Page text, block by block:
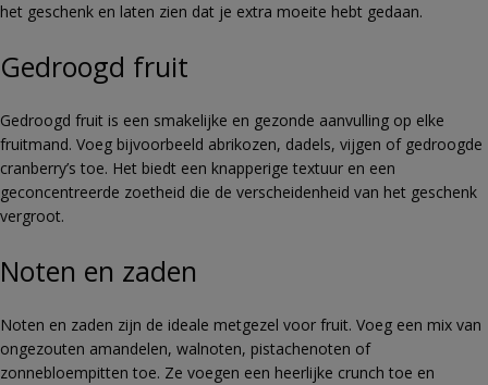
het geschenk en laten zien dat je extra moeite hebt gedaan.
Gedroogd fruit
Gedroogd fruit is een smakelijke en gezonde aanvulling op elke
fruitmand. Voeg bijvoorbeeld abrikozen, dadels, vijgen of gedroogde
cranberry’s toe. Het biedt een knapperige textuur en een
geconcentreerde zoetheid die de verscheidenheid van het geschenk
vergroot.
Noten en zaden
Noten en zaden zijn de ideale metgezel voor fruit. Voeg een mix van
ongezouten amandelen, walnoten, pistachenoten of
zonnebloempitten toe. Ze voegen een heerlijke crunch toe en